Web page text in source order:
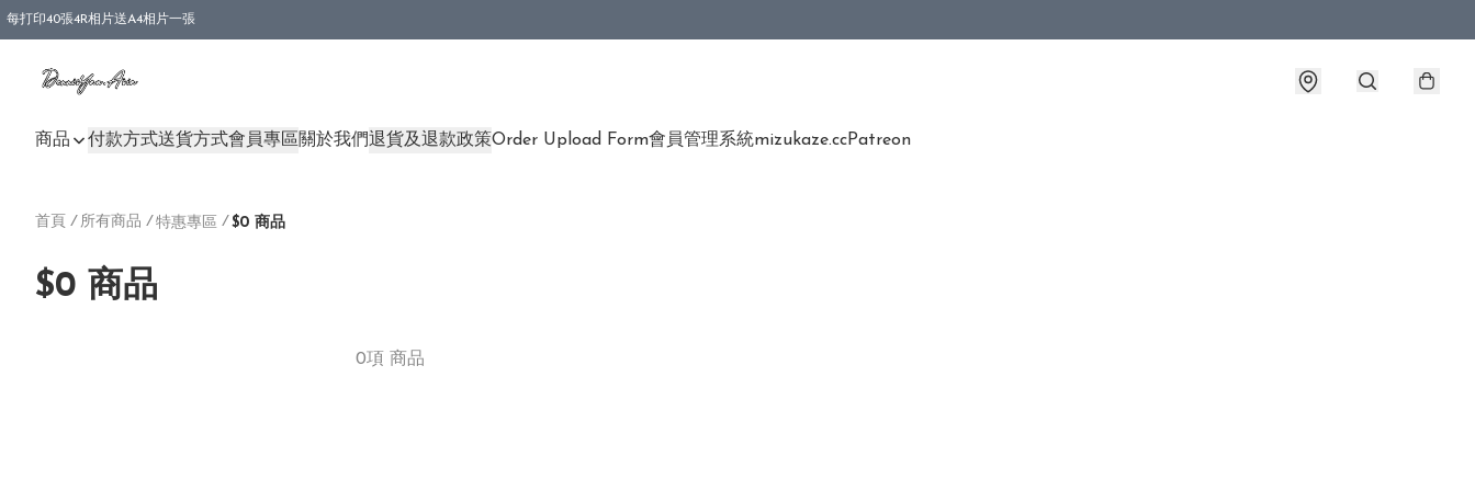
每打印40張4R相片送A4相片一張
商品 付款方式送貨方式會員專區關於我們退貨及退款政策Order Upload Form會員管理系統mizukaze.ccPatreon
首頁 / 所有商品 / 特惠專區 / $0 商品
$0 商品
0項 商品